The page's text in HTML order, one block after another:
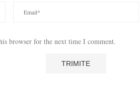
browser for the next time I comment.